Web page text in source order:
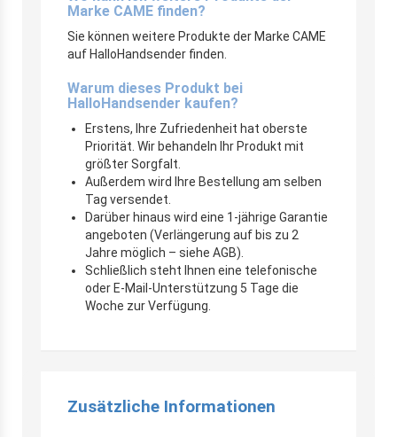
Marke CAME finden?
Sie können weitere Produkte der Marke CAME
auf HalloHandsender finden.
Warum dieses Produkt bei
HalloHandsender kaufen?
Erstens, Ihre Zufriedenheit hat oberste
Priorität. Wir behandeln Ihr Produkt mit
größter Sorgfalt.
Außerdem wird Ihre Bestellung am selben
Tag versendet.
Darüber hinaus wird eine 1-jährige Garantie
angeboten (Verlängerung auf bis zu 2
Jahre möglich – siehe AGB).
Schließlich steht Ihnen eine telefonische
oder E-Mail-Unterstützung 5 Tage die
Woche zur Verfügung.
Zusätzliche Informationen